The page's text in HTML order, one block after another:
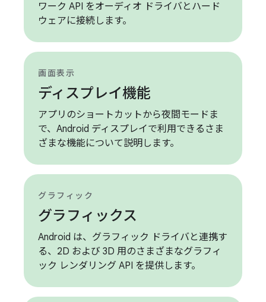
ワーク API をオーディオ ドライバとハード
ウェアに接続します。
画面表示
ディスプレイ機能
アプリのショートカットから夜間モードま
で、Android ディスプレイで利用できるさま
ざまな機能について説明します。
グラフィック
グラフィックス
Android は、グラフィック ドライバと連携す
る、2D および 3D 用のさまざまなグラフィ
ック レンダリング API を提供します。